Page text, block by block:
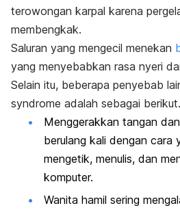
terowongan karpal karena
membengkak.
Saluran yang mengecil menekan
yang menyebabkan rasa nyeri
Selain itu, beberapa penyebab
syndrome adalah sebagai berikut.
Menggerakkan tangan
berulang kali dengan cara
mengetik, menulis, dan
komputer.
Wanita hamil sering